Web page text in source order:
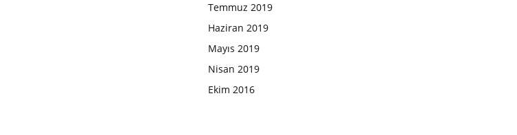
Temmuz 2019
Haziran 2019
Mayıs 2019
Nisan 2019
Ekim 2016